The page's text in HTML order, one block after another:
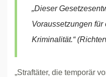
„Dieser
Voraussetzungen
Kriminalität.“
„Straftäter, die temporär